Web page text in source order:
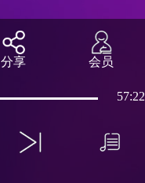
分享 会员
57:22